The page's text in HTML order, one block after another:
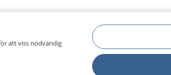
att viss nödvändig